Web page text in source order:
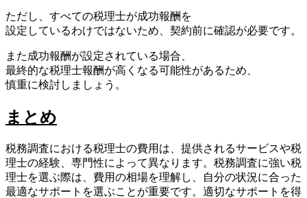
ただし、すべての税理士が成功報酬を
設定しているわけではないため、契約前に確認が必要です。
また成功報酬が設定されている場合、
最終的な税理士報酬が高くなる可能性があるため、
慎重に検討しましょう。
まとめ
税務調査における税理士の費用は、提供されるサービスや税
理士の経験、専門性によって異なります。税務調査に強い税
理士を選ぶ際は、費用の相場を理解し、自分の状況に合った
最適なサポートを選ぶことが重要です。適切なサポートを得